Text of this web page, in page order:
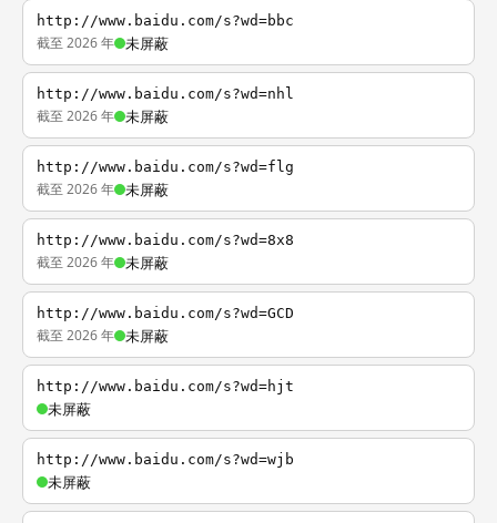
http://www.baidu.com/s?wd=bbc
截至 2026 年 未屏蔽
http://www.baidu.com/s?wd=nhl
截至 2026 年 未屏蔽
http://www.baidu.com/s?wd=flg
截至 2026 年 未屏蔽
http://www.baidu.com/s?wd=8x8
截至 2026 年 未屏蔽
http://www.baidu.com/s?wd=GCD
截至 2026 年 未屏蔽
http://www.baidu.com/s?wd=hjt
未屏蔽
http://www.baidu.com/s?wd=wjb
未屏蔽